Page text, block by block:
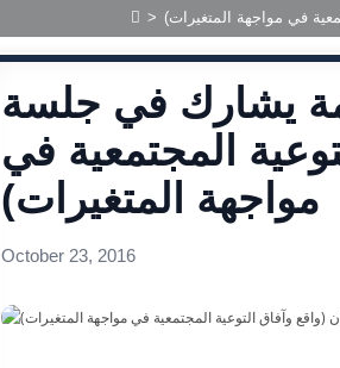
> في مواجهة المتغيرات)
يشارك في جلسة
المجتمعية في
مواجهة المتغيرات)
October 23, 2016